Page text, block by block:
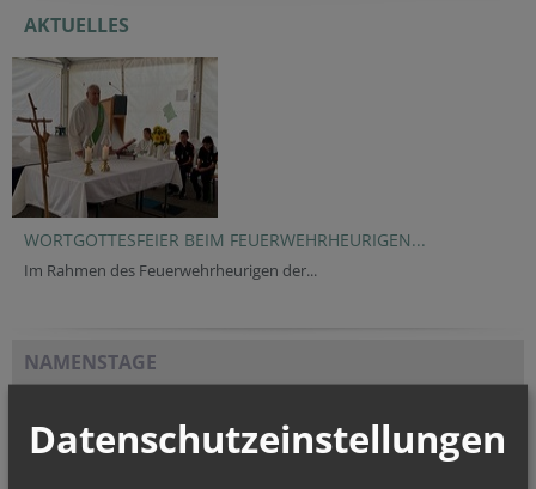
AKTUELLES
WORTGOTTESFEIER BEIM FEUERWEHRHEURIGEN...
Im Rahmen des Feuerwehrheurigen der...
NAMENSTAGE
Datenschutzeinstellungen